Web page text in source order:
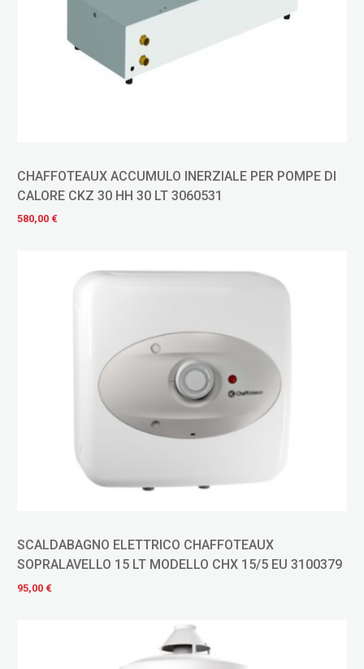
CHAFFOTEAUX ACCUMULO INERZIALE PER POMPE DI
CALORE CKZ 30 HH 30 LT 3060531
580,00 €
SCALDABAGNO ELETTRICO CHAFFOTEAUX
SOPRALAVELLO 15 LT MODELLO CHX 15/5 EU 3100379
95,00 €